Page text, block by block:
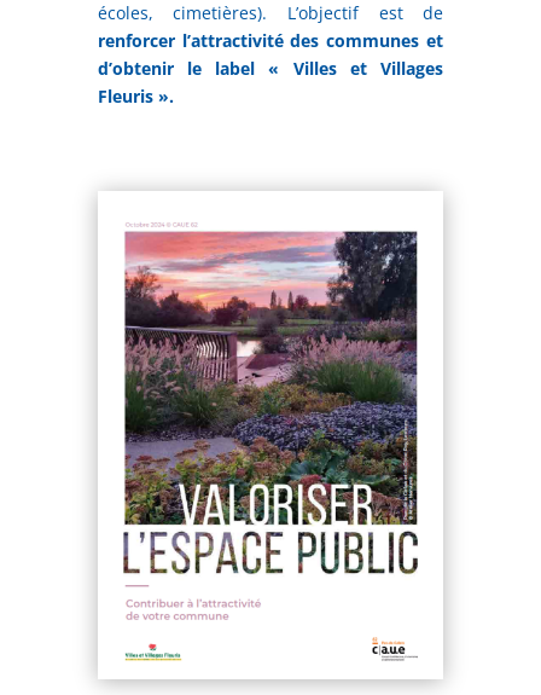
écoles, cimetières). L’objectif est de
renforcer l’attractivité des communes et
d’obtenir le label « Villes et Villages
Fleuris ».